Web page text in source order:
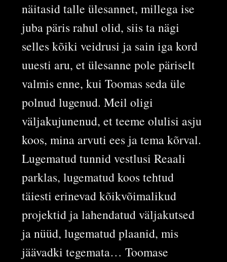
näitasid talle ülesannet, millega ise
juba päris rahul olid, siis ta nägi
selles kõiki veidrusi ja sain iga kord
uuesti aru, et ülesanne pole päriselt
valmis enne, kui Toomas seda üle
polnud lugenud. Meil oligi
väljakujunenud, et teeme olulisi asju
koos, mina arvuti ees ja tema kõrval.
Lugematud tunnid vestlusi Reaali
parklas, lugematud koos tehtud
täiesti erinevad kõikvõimalikud
projektid ja lahendatud väljakutsed
ja nüüd, lugematud plaanid, mis
jäävadki tegemata… Toomase